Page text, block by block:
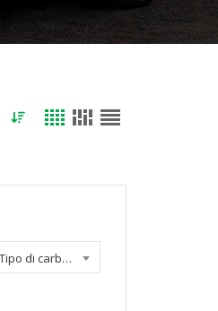
Tipo di carburante